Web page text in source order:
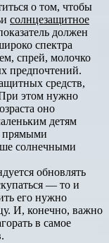
о том, чтобы
солнцезащитное
должен
спектра
спрей, молочко
предпочтений.
средств,
этом нужно
оно
детям
прямыми
солнечными
обновлять
— то и
его нужно
И, конечно, важно
в самое